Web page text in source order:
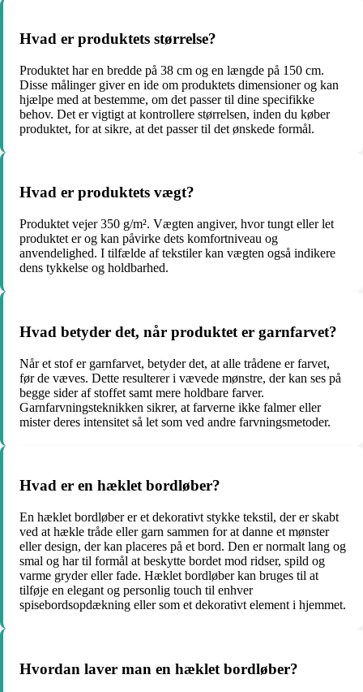
Hvad er produktets størrelse?
Produktet har en bredde på 38 cm og en længde på 150 cm.
Disse målinger giver en ide om produktets dimensioner og kan
hjælpe med at bestemme, om det passer til dine specifikke
behov. Det er vigtigt at kontrollere størrelsen, inden du køber
produktet, for at sikre, at det passer til det ønskede formål.
Hvad er produktets vægt?
Produktet vejer 350 g/m². Vægten angiver, hvor tungt eller let
produktet er og kan påvirke dets komfortniveau og
anvendelighed. I tilfælde af tekstiler kan vægten også indikere
dens tykkelse og holdbarhed.
Hvad betyder det, når produktet er garnfarvet?
Når et stof er garnfarvet, betyder det, at alle trådene er farvet,
før de væves. Dette resulterer i vævede mønstre, der kan ses på
begge sider af stoffet samt mere holdbare farver.
Garnfarvningsteknikken sikrer, at farverne ikke falmer eller
mister deres intensitet så let som ved andre farvningsmetoder.
Hvad er en hæklet bordløber?
En hæklet bordløber er et dekorativt stykke tekstil, der er skabt
ved at hækle tråde eller garn sammen for at danne et mønster
eller design, der kan placeres på et bord. Den er normalt lang og
smal og har til formål at beskytte bordet mod ridser, spild og
varme gryder eller fade. Hæklet bordløber kan bruges til at
tilføje en elegant og personlig touch til enhver
spisebordsopdækning eller som et dekorativt element i hjemmet.
Hvordan laver man en hæklet bordløber?